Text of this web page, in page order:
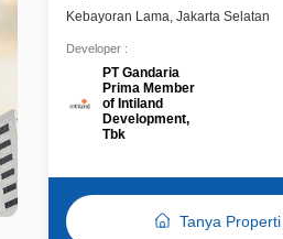
Kebayoran Lama, Jakarta Selatan
Developer :
PT Gandaria
Prima Member
of Intiland
Development,
Tbk
Tanya Properti